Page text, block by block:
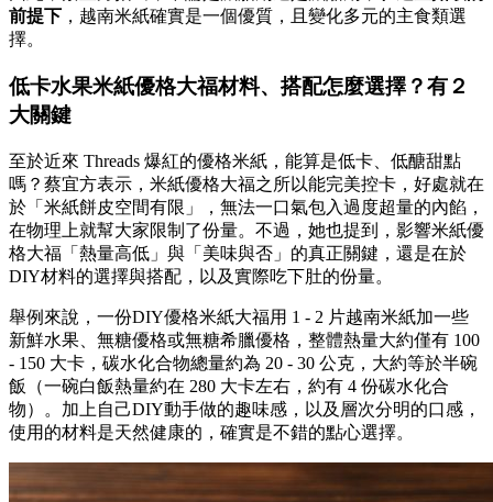
前提下 ，越南米紙確實是一個優質，且變化多元的主食類選
擇。
低卡水果米紙優格大福材料、搭配怎麼選擇？有２
大關鍵
至於近來 Threads 爆紅的優格米紙，能算是低卡、低醣甜點
嗎？蔡宜方表示，米紙優格大福之所以能完美控卡，好處就在
於「米紙餅皮空間有限」，無法一口氣包入過度超量的內餡，
在物理上就幫大家限制了份量。不過，她也提到，影響米紙優
格大福「熱量高低」與「美味與否」的真正關鍵，還是在於
DIY材料的選擇與搭配，以及實際吃下肚的份量。
舉例來說，一份DIY優格米紙大福用 1 - 2 片越南米紙加一些
新鮮水果、無糖優格或無糖希臘優格，整體熱量大約僅有 100
- 150 大卡，碳水化合物總量約為 20 - 30 公克，大約等於半碗
飯（一碗白飯熱量約在 280 大卡左右，約有 4 份碳水化合
物）。加上自己DIY動手做的趣味感，以及層次分明的口感，
使用的材料是天然健康的，確實是不錯的點心選擇。